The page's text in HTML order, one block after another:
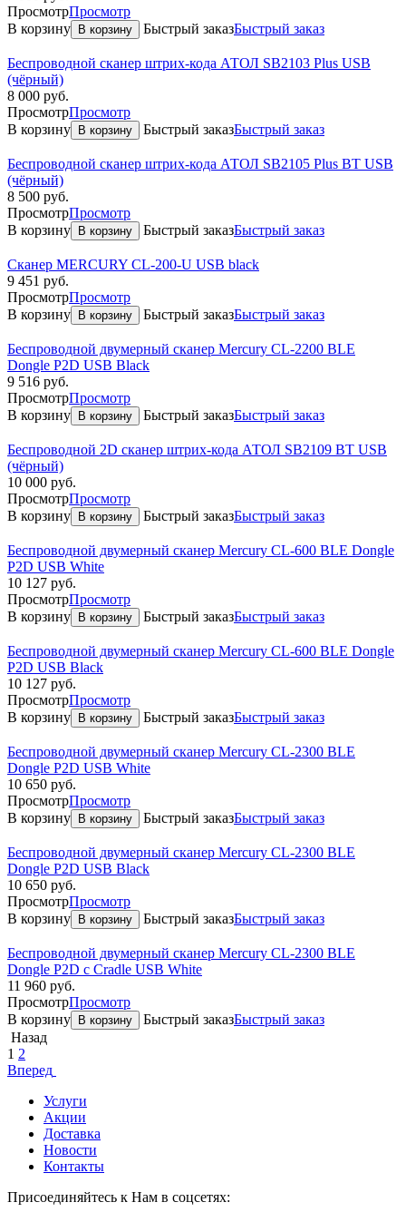
ПросмотрПросмотр
В корзину
В корзину Быстрый заказБыстрый заказ
Беспроводной сканер штрих-кода АТОЛ SB2103 Plus USB
(чёрный)
8 000 руб.
ПросмотрПросмотр
В корзину
В корзину Быстрый заказБыстрый заказ
Беспроводной сканер штрих-кода АТОЛ SB2105 Plus BT USB
(чёрный)
8 500 руб.
ПросмотрПросмотр
В корзину
В корзину Быстрый заказБыстрый заказ
Сканер MERCURY CL-200-U USB black
9 451 руб.
ПросмотрПросмотр
В корзину
В корзину Быстрый заказБыстрый заказ
Беспроводной двумерный сканер Mercury CL-2200 BLE
Dongle P2D USB Black
9 516 руб.
ПросмотрПросмотр
В корзину
В корзину Быстрый заказБыстрый заказ
Беспроводной 2D сканер штрих-кода АТОЛ SB2109 BT USB
(чёрный)
10 000 руб.
ПросмотрПросмотр
В корзину
В корзину Быстрый заказБыстрый заказ
Беспроводной двумерный сканер Mercury CL-600 BLE Dongle
P2D USB White
10 127 руб.
ПросмотрПросмотр
В корзину
В корзину Быстрый заказБыстрый заказ
Беспроводной двумерный сканер Mercury CL-600 BLE Dongle
P2D USB Black
10 127 руб.
ПросмотрПросмотр
В корзину
В корзину Быстрый заказБыстрый заказ
Беспроводной двумерный сканер Mercury CL-2300 BLE
Dongle P2D USB White
10 650 руб.
ПросмотрПросмотр
В корзину
В корзину Быстрый заказБыстрый заказ
Беспроводной двумерный сканер Mercury CL-2300 BLE
Dongle P2D USB Black
10 650 руб.
ПросмотрПросмотр
В корзину
В корзину Быстрый заказБыстрый заказ
Беспроводной двумерный сканер Mercury CL-2300 BLE
Dongle P2D с Cradle USB White
11 960 руб.
ПросмотрПросмотр
В корзину
В корзину Быстрый заказБыстрый заказ
Назад
1 2
Вперед
Услуги
Акции
Доставка
Новости
Контакты
Присоединяйтесь к Нам в соцсетях: